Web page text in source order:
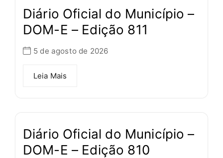
Diário Oficial do Município –
DOM-E – Edição 811
5 de agosto de 2026
Leia Mais
Diário Oficial do Município –
DOM-E – Edição 810